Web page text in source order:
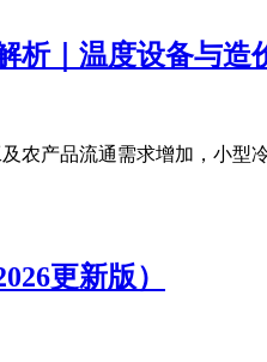
析｜温度设备与造
农产品流通需求增加，小型
更新版）